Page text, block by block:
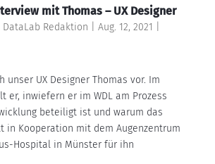
mit Thomas – UX Designer
Redaktion Aug. 12, 2021
unser UX Designer Thomas vor. Im
er, inwiefern er im WDL am Prozess
beteiligt ist und warum das
in Kooperation mit dem Augenzentrum
Hospital in Münster für ihn